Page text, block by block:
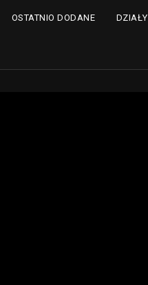
OSTATNIO DODANE DZIAŁY